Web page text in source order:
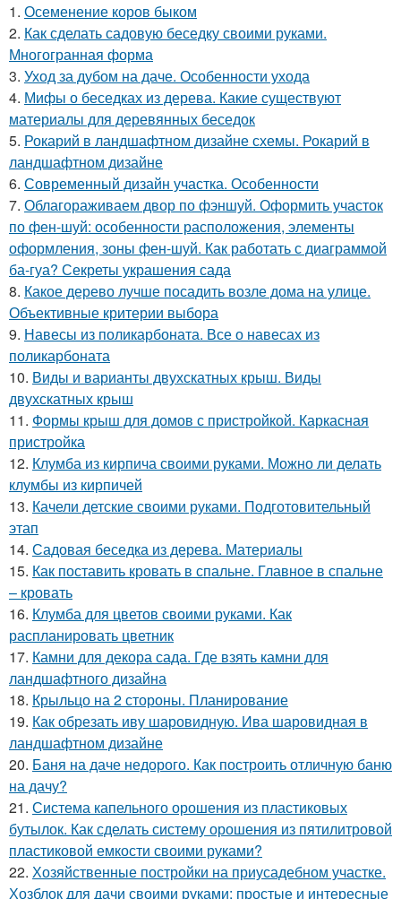
1. Осеменение коров быком
2. Как сделать садовую беседку своими руками.
Многогранная форма
3. Уход за дубом на даче. Особенности ухода
4. Мифы о беседках из дерева. Какие существуют
материалы для деревянных беседок
5. Рокарий в ландшафтном дизайне схемы. Рокарий в
ландшафтном дизайне
6. Современный дизайн участка. Особенности
7. Облагораживаем двор по фэншуй. Оформить участок
по фен-шуй: особенности расположения, элементы
оформления, зоны фен-шуй. Как работать с диаграммой
ба-гуа? Секреты украшения сада
8. Какое дерево лучше посадить возле дома на улице.
Объективные критерии выбора
9. Навесы из поликарбоната. Все о навесах из
поликарбоната
10. Виды и варианты двухскатных крыш. Виды
двухскатных крыш
11. Формы крыш для домов с пристройкой. Каркасная
пристройка
12. Клумба из кирпича своими руками. Можно ли делать
клумбы из кирпичей
13. Качели детские своими руками. Подготовительный
этап
14. Садовая беседка из дерева. Материалы
15. Как поставить кровать в спальне. Главное в спальне
– кровать
16. Клумба для цветов своими руками. Как
распланировать цветник
17. Камни для декора сада. Где взять камни для
ландшафтного дизайна
18. Крыльцо на 2 стороны. Планирование
19. Как обрезать иву шаровидную. Ива шаровидная в
ландшафтном дизайне
20. Баня на даче недорого. Как построить отличную баню
на дачу?
21. Система капельного орошения из пластиковых
бутылок. Как сделать систему орошения из пятилитровой
пластиковой емкости своими руками?
22. Хозяйственные постройки на приусадебном участке.
Хозблок для дачи своими руками: простые и интересные